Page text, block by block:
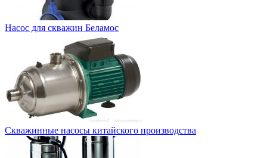
Насос для скважин Беламос
Скважинные насосы китайского производства